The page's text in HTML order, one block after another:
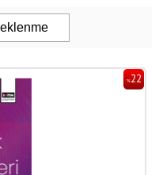
%22